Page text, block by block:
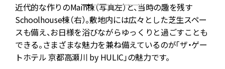
近代的な作りのMain棟（写真左）と、当時の趣を残す
Schoolhouse棟（右）。敷地内には広々とした芝生スペー
スも備え、お日様を浴びながらゆっくりと過ごすことも
できる。さまざまな魅力を兼ね備えているのが「ザ・ゲー
トホテル 京都高瀬川 by HULIC」の魅力です。